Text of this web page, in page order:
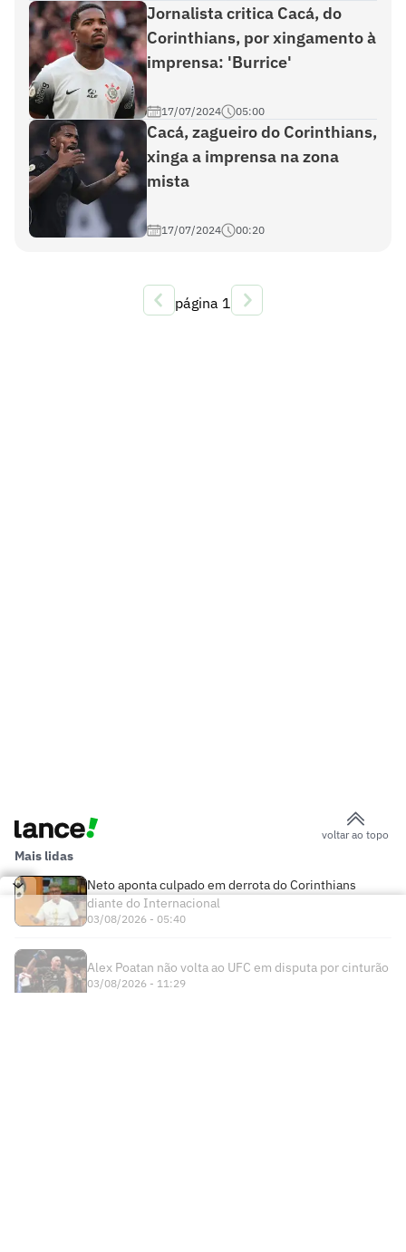
Jornalista critica Cacá, do
Corinthians, por xingamento à
imprensa: 'Burrice'
17/07/2024 05:00
Cacá, zagueiro do Corinthians,
xinga a imprensa na zona
mista
17/07/2024 00:20
página 1
voltar ao topo
Mais lidas
Neto aponta culpado em derrota do Corinthians
diante do Internacional
03/08/2026 - 05:40
Alex Poatan não volta ao UFC em disputa por cinturão
03/08/2026 - 11:29